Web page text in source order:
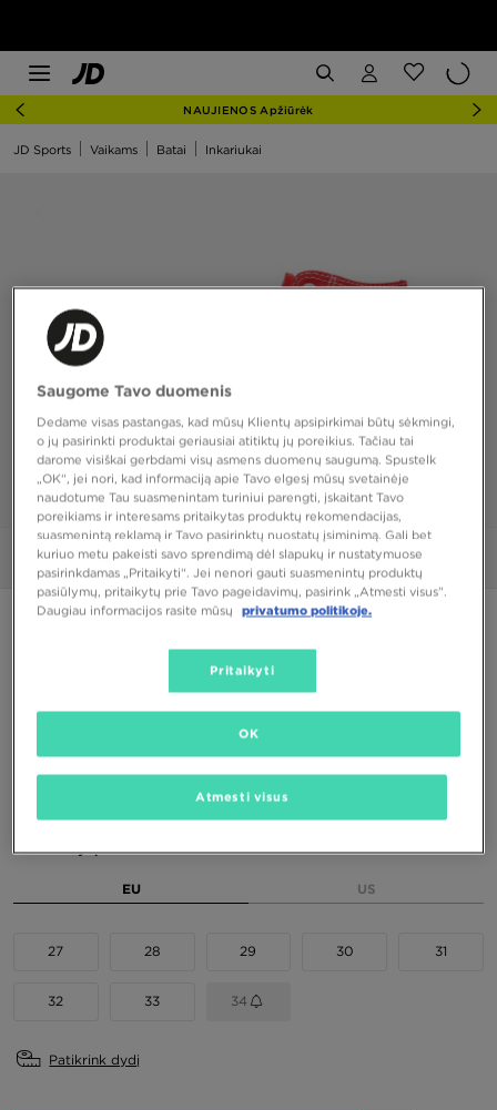
NAUJIENOS Apžiūrėk
JD Sports Vaikams Batai Inkariukai
Nuotraukos 360°
PUIKUS PASIŪLYMAS
CONVERSE CHUCK TAYLOR AS CORE
Spalva
Pasirink dydį
EU US
27 28 29 30 31
32 33 34
Patikrink dydį
Saugome Tavo duomenis
Dedame visas pastangas, kad mūsų Klientų apsipirkimai būtų sėkmingi,
o jų pasirinkti produktai geriausiai atitiktų jų poreikius. Tačiau tai
darome visiškai gerbdami visų asmens duomenų saugumą. Spustelk
„OK“, jei nori, kad informaciją apie Tavo elgesį mūsų svetainėje
naudotume Tau suasmenintam turiniui parengti, įskaitant Tavo
poreikiams ir interesams pritaikytas produktų rekomendacijas,
suasmenintą reklamą ir Tavo pasirinktų nuostatų įsiminimą. Gali bet
kuriuo metu pakeisti savo sprendimą dėl slapukų ir nustatymuose
pasirinkdamas „Pritaikyti“. Jei nenori gauti suasmenintų produktų
pasiūlymų, pritaikytų prie Tavo pageidavimų, pasirink „Atmesti visus”.
Daugiau informacijos rasite mūsų
privatumo politikoje.
Pritaikyti
Atmesti visus
OK